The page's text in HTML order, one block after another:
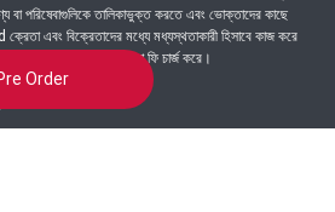
Order
বা পরিষেবাগুলিকে তালিকাভুক্ত করতে এবং ভোক্তাদের কাছে
এবং বিক্রেতাদের মধ্যে মধ্যস্থতাকারী হিসাবে কাজ করে
জন্য একটি কমিশন বা ফি চার্জ করে।